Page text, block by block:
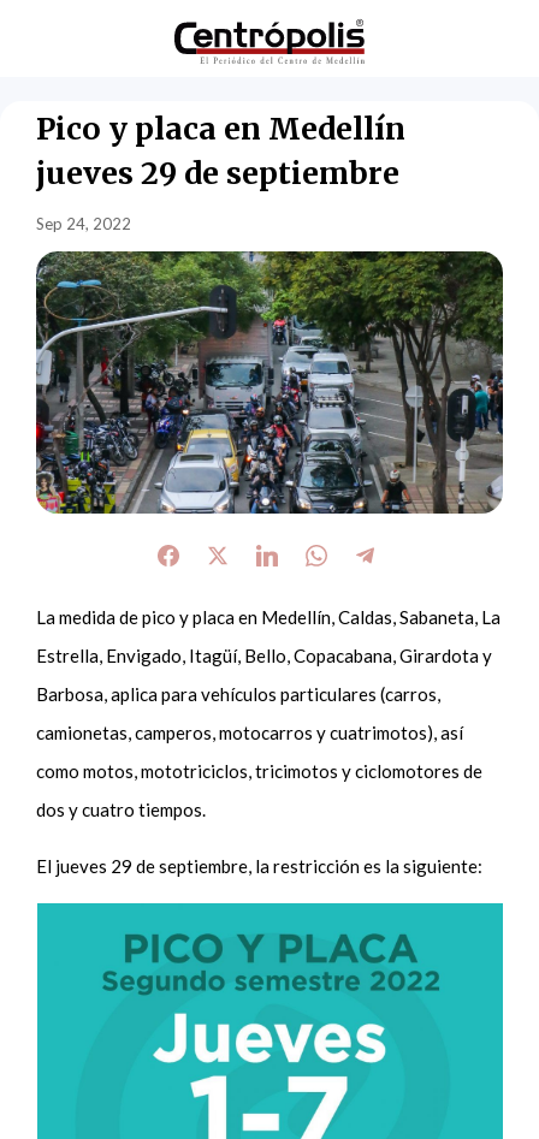
Pico y placa en Medellín
jueves 29 de septiembre
Sep 24, 2022
La medida de pico y placa en Medellín, Caldas, Sabaneta, La
Estrella, Envigado, Itagüí, Bello, Copacabana, Girardota y
Barbosa, aplica para vehículos particulares (carros,
camionetas, camperos, motocarros y cuatrimotos), así
como motos, mototriciclos, tricimotos y ciclomotores de
dos y cuatro tiempos.
El jueves 29 de septiembre, la restricción es la siguiente: